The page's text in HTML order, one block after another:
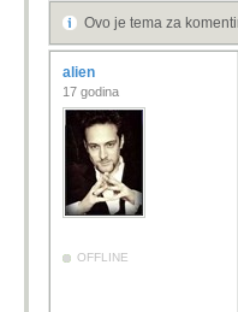
Ovo je tema za
alien
17 godina
OFFLINE